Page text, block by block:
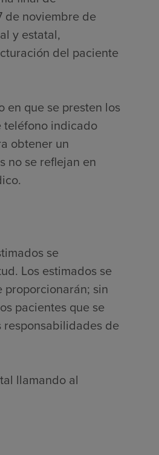
de noviembre de
y estatal,
del paciente
en que se presten los
teléfono indicado
obtener un
no se reflejan en
se
Los estimados se
proporcionarán; sin
pacientes que se
responsabilidades de
llamando al